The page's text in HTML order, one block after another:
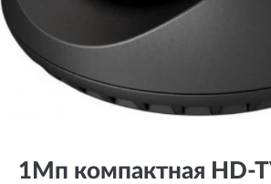
1Мп компактная HD-